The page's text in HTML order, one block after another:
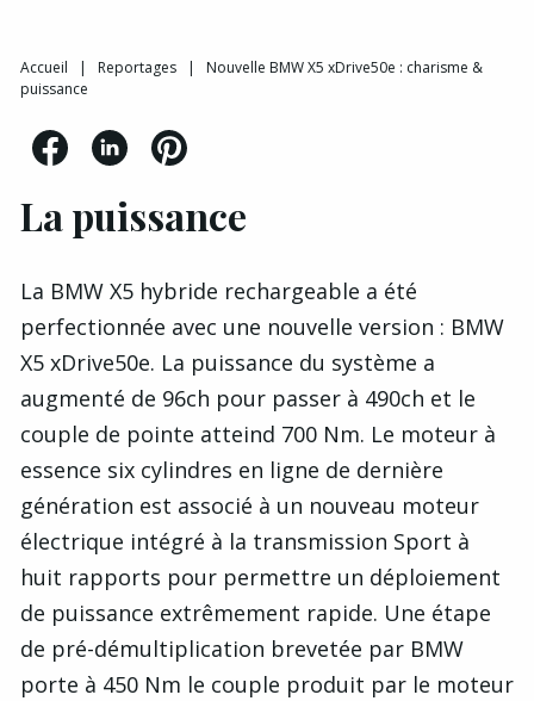
Accueil | Reportages | Nouvelle BMW X5 xDrive50e : charisme &
puissance
La puissance
La BMW X5 hybride rechargeable a été
perfectionnée avec une nouvelle version : BMW
X5 xDrive50e. La puissance du système a
augmenté de 96ch pour passer à 490ch et le
couple de pointe atteind 700 Nm. Le moteur à
essence six cylindres en ligne de dernière
génération est associé à un nouveau moteur
électrique intégré à la transmission Sport à
huit rapports pour permettre un déploiement
de puissance extrêmement rapide. Une étape
de pré-démultiplication brevetée par BMW
porte à 450 Nm le couple produit par le moteur